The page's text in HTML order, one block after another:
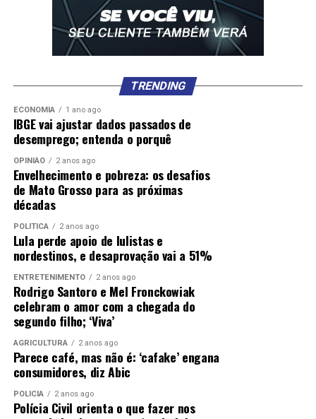
Leia Também:STF quer derrubar regra anti-Mendonça
e Kassio para liberar votos de Dino e Zanin
Comentários
RELATED TOPICS: BOLSONARISMO CAMPOS
DESTAQUE
ENTRE ISOLADO JOÃO
POLARIZAÇÃO
UP NEXT
Governo de MT repassa R$ 6 milhões para conclusão de
obras em 15 creches
DON'T MISS
Eleitores que não votaram no 2º turno têm até amanhã
para justificar
TRENDING
ECONOMIA 1 ano ago
IBGE vai ajustar dados passados de
desemprego; entenda o porquê
OPINIÃO 2 anos ago
Envelhecimento e pobreza: os desafios
de Mato Grosso para as próximas
décadas
POLÍTICA 2 anos ago
Lula perde apoio de lulistas e
nordestinos, e desaprovação vai a 51%
ENTRETENIMENTO 2 anos ago
Rodrigo Santoro e Mel Fronckowiak
celebram o amor com a chegada do
segundo filho; ‘Viva’
AGRICULTURA 2 anos ago
Parece café, mas não é: ‘cafake’ engana
consumidores, diz Abic
POLÍCIA 2 anos ago
Polícia Civil orienta o que fazer nos